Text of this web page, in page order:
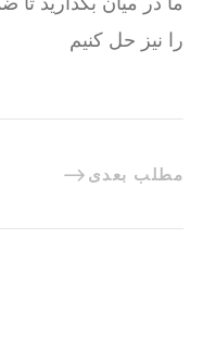
را نیز حل کنیم
مطلب بعدی